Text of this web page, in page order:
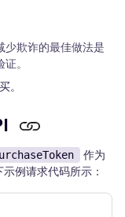
少欺诈的最佳做法是
。
。
作为
例请求代码所示：